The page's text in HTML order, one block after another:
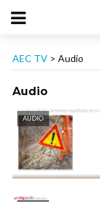
AEC TV > Audio
Audio
AUDIO